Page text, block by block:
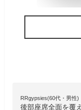
RRgypsies(60代・男性)
後部座席全面を覆